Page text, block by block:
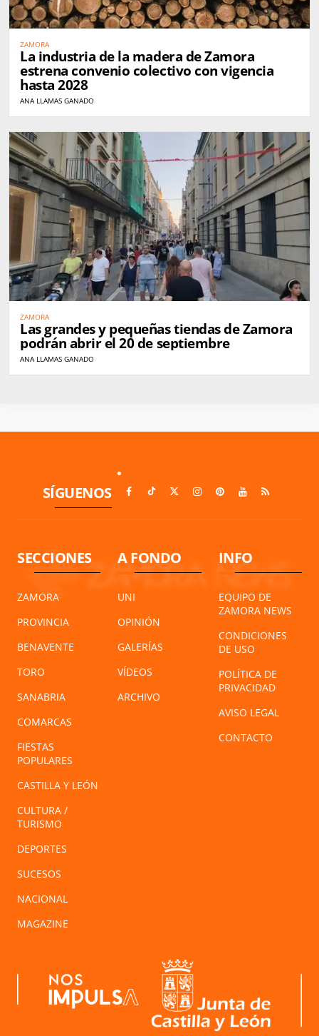
ZAMORA
La industria de la madera de Zamora
estrena convenio colectivo con vigencia
hasta 2028
ANA LLAMAS GANADO
ZAMORA
Las grandes y pequeñas tiendas de Zamora
podrán abrir el 20 de septiembre
ANA LLAMAS GANADO
SÍGUENOS
SECCIONES
ZAMORA
PROVINCIA
BENAVENTE
TORO
SANABRIA
COMARCAS
FIESTAS
POPULARES
CASTILLA Y LEÓN
CULTURA /
TURISMO
DEPORTES
SUCESOS
NACIONAL
MAGAZINE
A FONDO
UNI
OPINIÓN
GALERÍAS
VÍDEOS
ARCHIVO
INFO
EQUIPO DE
ZAMORA NEWS
CONDICIONES
DE USO
POLÍTICA DE
PRIVACIDAD
AVISO LEGAL
CONTACTO